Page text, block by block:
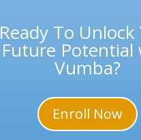
Ready To Unlock
Future Potential
Vumba?
Enroll Now